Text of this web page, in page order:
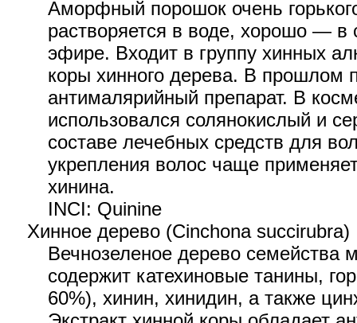
Аморфный порошок очень
растворяется в воде, хорошо — в
эфире. Входит в группу хинных
коры хинного дерева. В прошлом
антималярийный препарат. В
использовался солянокислый и
составе лечебных средств для
укрепления волос чаще
хинина.
INCI: Quinine
Хинное дерево (Cinchona succirubra)
Вечнозеленое дерево семейства
содержит катехиновые танины,
60%), хинин, хинидин, а также